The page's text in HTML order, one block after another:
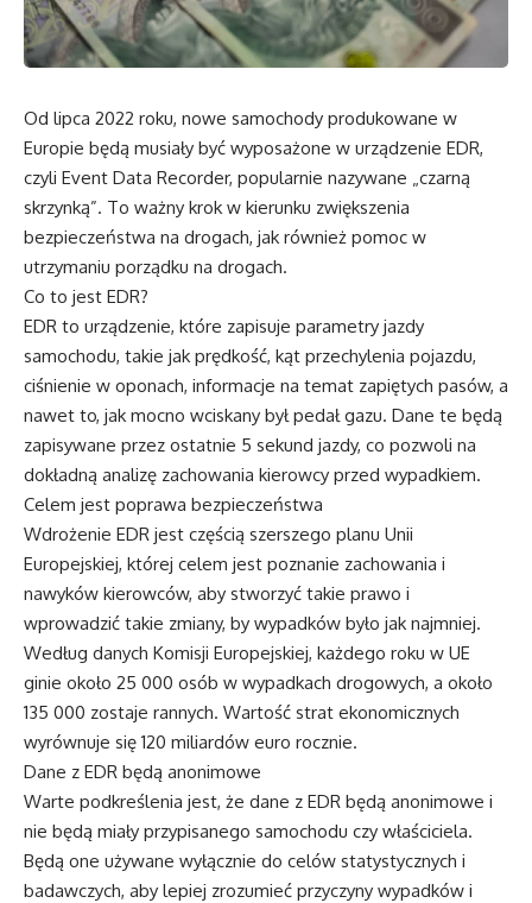
Od lipca 2022 roku, nowe samochody produkowane w
Europie będą musiały być wyposażone w urządzenie EDR,
czyli Event Data Recorder, popularnie nazywane „czarną
skrzynką”. To ważny krok w kierunku zwiększenia
bezpieczeństwa na drogach, jak również pomoc w
utrzymaniu porządku na drogach.
Co to jest EDR?
EDR to urządzenie, które zapisuje parametry jazdy
samochodu, takie jak prędkość, kąt przechylenia pojazdu,
ciśnienie w oponach, informacje na temat zapiętych pasów, a
nawet to, jak mocno wciskany był pedał gazu. Dane te będą
zapisywane przez ostatnie 5 sekund jazdy, co pozwoli na
dokładną analizę zachowania kierowcy przed wypadkiem.
Celem jest poprawa bezpieczeństwa
Wdrożenie EDR jest częścią szerszego planu Unii
Europejskiej, której celem jest poznanie zachowania i
nawyków kierowców, aby stworzyć takie prawo i
wprowadzić takie zmiany, by wypadków było jak najmniej.
Według danych Komisji Europejskiej, każdego roku w UE
ginie około 25 000 osób w wypadkach drogowych, a około
135 000 zostaje rannych. Wartość strat ekonomicznych
wyrównuje się 120 miliardów euro rocznie.
Dane z EDR będą anonimowe
Warte podkreślenia jest, że dane z EDR będą anonimowe i
nie będą miały przypisanego samochodu czy właściciela.
Będą one używane wyłącznie do celów statystycznych i
badawczych, aby lepiej zrozumieć przyczyny wypadków i